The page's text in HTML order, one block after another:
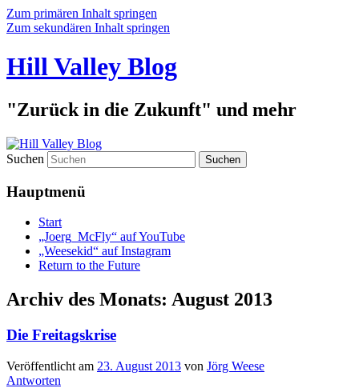
Zum primären Inhalt springen
Zum sekundären Inhalt springen
Hill Valley Blog
"Zurück in die Zukunft" und mehr
Suchen
Hauptmenü
Start
„Joerg_McFly“ auf YouTube
„Weesekid“ auf Instagram
Return to the Future
Archiv des Monats: August 2013
Die Freitagskrise
Veröffentlicht am 23. August 2013 von Jörg Weese
Antworten